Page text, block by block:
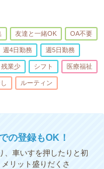
友達と一緒OK OA不要
週4日勤務 週5日勤務
残業少 シフト 医療福祉
ルーティン
の登録もOK！
車いすを押したりと初
リット盛りだくさ